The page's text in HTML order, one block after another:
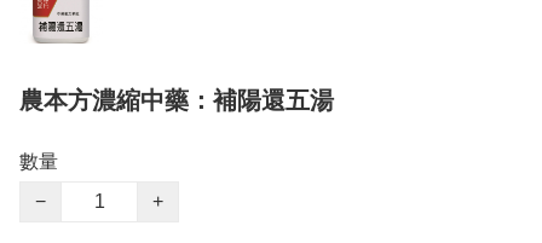
農本方濃縮中藥：補陽還五湯
數量
−
+